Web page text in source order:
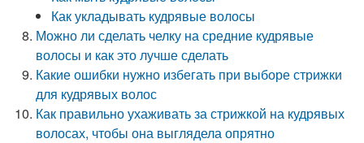
Как укладывать кудрявые волосы
Можно ли сделать челку на средние кудрявые
волосы и как это лучше сделать
Какие ошибки нужно избегать при выборе стрижки
для кудрявых волос
Как правильно ухаживать за стрижкой на кудрявых
волосах, чтобы она выглядела опрятно